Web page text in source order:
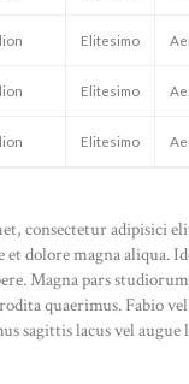
Elitesimo
Elitesimo
Elitesimo
consectetur adipisici
dolore magna aliqua.
Magna pars
quaerimus. Fabio
sagittis lacus vel